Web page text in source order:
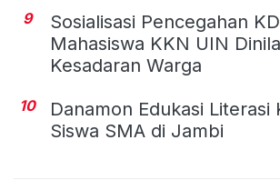
9
Sosialisasi Pencegahan
Mahasiswa KKN UIN
Kesadaran Warga
10
Danamon Edukasi Literasi
Siswa SMA di Jambi